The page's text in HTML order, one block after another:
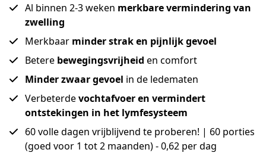
Al binnen 2-3 weken merkbare vermindering van
zwelling
Merkbaar minder strak en pijnlijk gevoel
Betere bewegingsvrijheid en comfort
Minder zwaar gevoel in de ledematen
Verbeterdevochtafvoer en vermindert
ontstekingen in het lymfesysteem
60 volle dagen vrijblijvend te proberen! | 60 porties
(goed voor 1 tot 2 maanden) - 0,62 per dag